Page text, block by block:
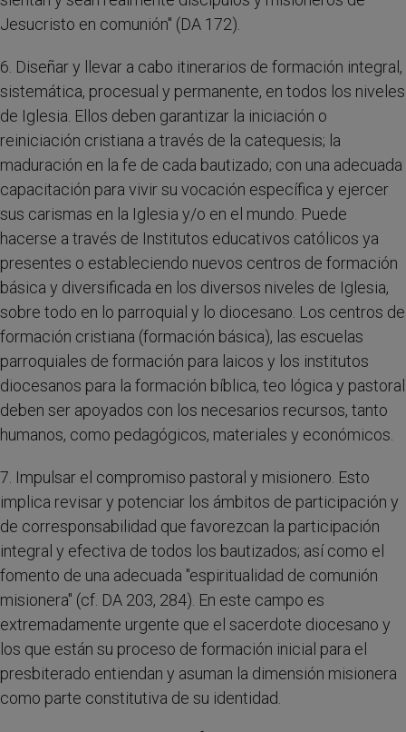
Jesucristo en comunión" (DA 172).
6. Diseñar y llevar a cabo itinerarios de formación integral,
sistemática, procesual y permanente, en todos los niveles
de Iglesia. Ellos deben garantizar la iniciación o
reiniciación cristiana a través de la catequesis; la
maduración en la fe de cada bautizado; con una adecuada
capacitación para vivir su vocación específica y ejercer
sus carismas en la Iglesia y/o en el mundo. Puede
hacerse a través de Institutos educativos católicos ya
presentes o estableciendo nuevos centros de formación
básica y diversificada en los diversos niveles de Iglesia,
sobre todo en lo parroquial y lo diocesano. Los centros de
formación cristiana (formación básica), las escuelas
parroquiales de formación para laicos y los institutos
diocesanos para la formación bíblica, teo lógica y pastoral
deben ser apoyados con los necesarios recursos, tanto
humanos, como pedagógicos, materiales y económicos.
7. Impulsar el compromiso pastoral y misionero. Esto
implica revisar y potenciar los ámbitos de participación y
de corresponsabilidad que favorezcan la participación
integral y efectiva de todos los bautizados; así como el
fomento de una adecuada "espiritualidad de comunión
misionera" (cf. DA 203, 284). En este campo es
extremadamente urgente que el sacerdote diocesano y
los que están su proceso de formación inicial para el
presbiterado entiendan y asuman la dimensión misionera
como parte constitutiva de su identidad.